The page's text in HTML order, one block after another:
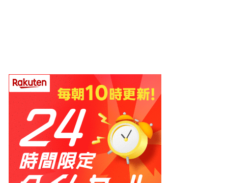
ホーム
プロフィール